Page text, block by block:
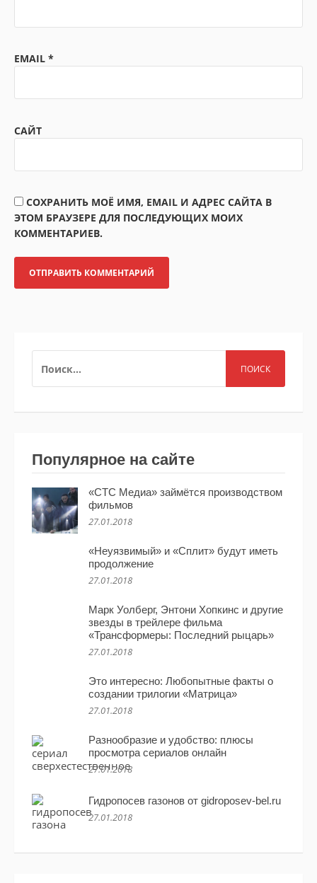
EMAIL *
САЙТ
СОХРАНИТЬ МОЁ ИМЯ, EMAIL И АДРЕС САЙТА В
ЭТОМ БРАУЗЕРЕ ДЛЯ ПОСЛЕДУЮЩИХ МОИХ
КОММЕНТАРИЕВ.
Популярное на сайте
«СТС Медиа» займётся производством
фильмов
27.01.2018
«Неуязвимый» и «Сплит» будут иметь
продолжение
27.01.2018
Марк Уолберг, Энтони Хопкинс и другие
звезды в трейлере фильма
«Трансформеры: Последний рыцарь»
27.01.2018
Это интересно: Любопытные факты о
создании трилогии «Матрица»
27.01.2018
Разнообразие и удобство: плюсы
просмотра сериалов онлайн
27.01.2018
Гидропосев газонов от gidroposev-bel.ru
27.01.2018